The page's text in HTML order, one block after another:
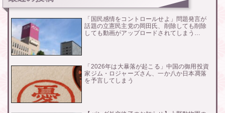
「国民感情をコントロールせよ」問題発言が
話題の立憲民主党の岡田氏、削除しても削除
しても動画がアップロードされてしまう…
「2026年は大暴落が起こる」中国の御用投資
家ジム・ロジャーズさん、一か八か日本凋落
を予言してしまう